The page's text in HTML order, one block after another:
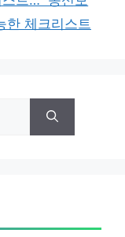
한 체크리스트